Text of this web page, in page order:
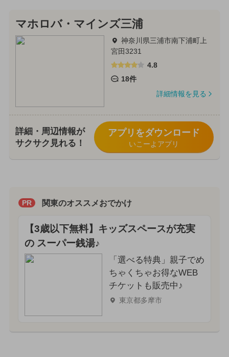
マホロバ・マインズ三浦
神奈川県三浦市南下浦町上
宮田3231
4.8
18件
詳細情報を見る
詳細・周辺情報が
サクサク見れる！
アプリをダウンロード
いこーよアプリ
PR 関東のオススメおでかけ
【3歳以下無料】キッズスペースが充実
の スーパー銭湯♪
「選べる特典」親子でめ
ちゃくちゃお得なWEB
チケットも販売中♪
東京都多摩市